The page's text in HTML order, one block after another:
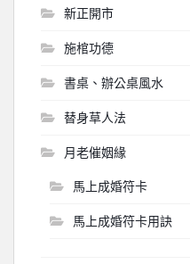
新正開市
施棺功德
書桌、辦公桌風水
替身草人法
月老催姻緣
馬上成婚符卡
馬上成婚符卡用訣